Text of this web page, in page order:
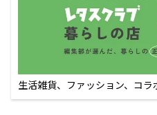
生活雑貨、ファッション、コ
えるECサイト